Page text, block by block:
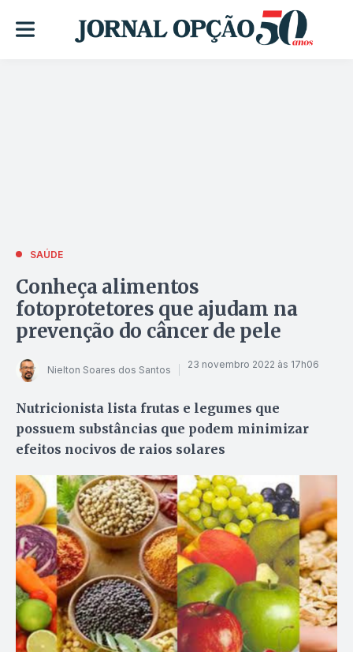
SAÚDE
Conheça alimentos
fotoprotetores que ajudam na
prevenção do câncer de pele
Nielton Soares dos Santos 23 novembro 2022 às 17h06
Nutricionista lista frutas e legumes que
possuem substâncias que podem minimizar
efeitos nocivos de raios solares